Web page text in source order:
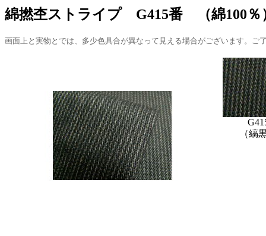
綿撚杢ストライプ G415番 （綿100％
画面上と実物とでは、多少色具合が異なって見える場合がございます。ご
（縞